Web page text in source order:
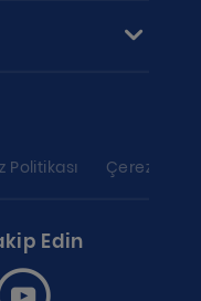
Politikası Çerez
Edin